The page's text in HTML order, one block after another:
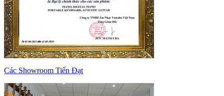
Các Showroom Tiến Đạt